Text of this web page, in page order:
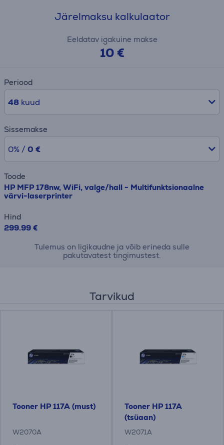
Järelmaksu kalkulaator
Eeldatav igakuine makse
10 €
Periood
48kuud
Sissemakse
0% / 0 €
Toode
HP MFP 178nw, WiFi, valge/hall - Multifunktsionaalne
värvi-laserprinter
Hind
299.99 €
Tulemus on ligikaudne ja võib erineda sulle
pakutavatest tingimustest.
Tarvikud
Tooner HP 117A (must)
W2070A
Tooner HP 117A
(tsüaan)
W2071A